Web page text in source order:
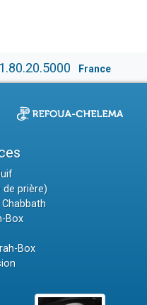
France
de prière)
Box
Box